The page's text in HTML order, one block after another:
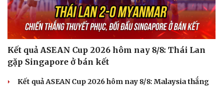
Kết quả ASEAN Cup 2026 hôm nay 8/8: Thái Lan
gặp Singapore ở bán kết
Kết quả ASEAN Cup 2026 hôm nay 8/8: Malaysia thắng